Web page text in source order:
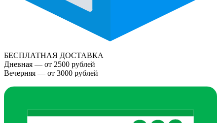
БЕСПЛАТНАЯ ДОСТАВКА
Дневная — от 2500 рублей
Вечерняя — от 3000 рублей